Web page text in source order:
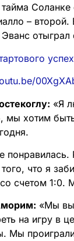
тайма
– второй.
отыграл
«Я
мы хотим
понравилась.
что я
счетом 1:0.
«Мы
на игру в
Мы